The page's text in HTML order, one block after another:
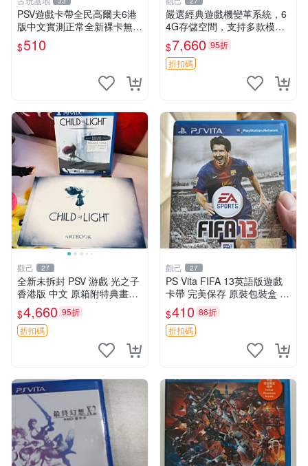
PSV遊戲卡帶全民高爾夫6港
版中文實測正常全新裸卡無保
售不退換單次購兩張以上再享
優惠 全民高爾夫6 PSV 港版
$510
嚴選經典遊戲機變革系統，6
4G存儲空間，支持多款模擬
器享受懷舊樂趣 黑店版 PSV
游戲 模擬器
$7,660 95折
折扣碼
觀己 27
全新未拆封 PSV 游戲 光之子
香港版 中文 原箱附特典畫冊
輝耀上市嚴選商品 光之子 港
版 PSV 特典畫冊
$4,660 95折
折扣碼
觀己 27
PS Vita FIFA 13英語版遊戲
卡帶 完美保存 原裝包裝盒 推
薦收藏 FIFA 13 PSVita EA S
ports 官方版
$410 86折
折扣碼